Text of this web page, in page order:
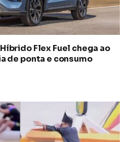
Flex Fuel chega ao
de ponta e consumo